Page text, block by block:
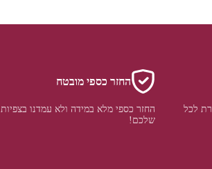
לכל
החזר כספי מובטח
החזר כספי מלא במידה ולא עמדנו בצפיות
שלכם!